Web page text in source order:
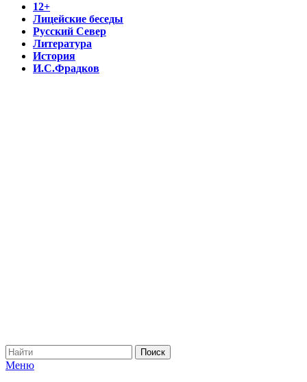
12+
Лицейские беседы
Русский Север
Литература
История
И.С.Фрадков
Меню